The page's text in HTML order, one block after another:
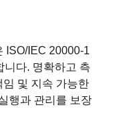
ISO/IEC 20000-1
니다. 명확하고 측
및 지속 가능한
행과 관리를 보장